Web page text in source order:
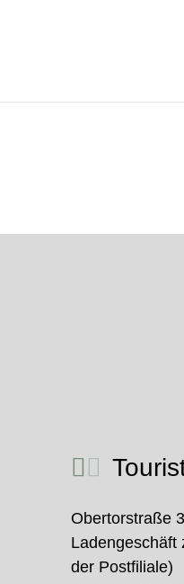
Obertorstraße
Ladengeschäft
der Postfiliale)